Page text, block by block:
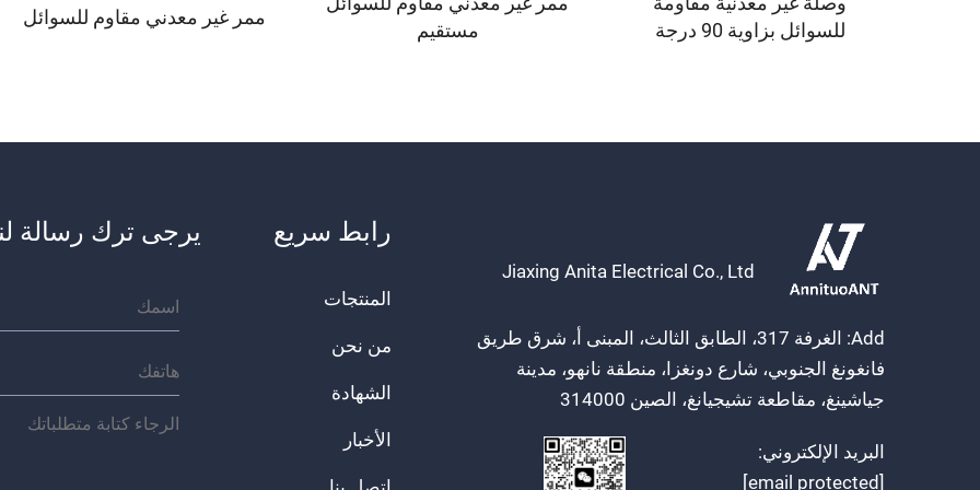
للسوائل بزاوية 90 درجة
مستقيم
ممر غير معدني مقاوم للسوائل
Jiaxing Anita Electrical Co., Ltd
Add: الغرفة 317، الطابق الثالث، المبنى أ، شرق طريق
فانغونغ الجنوبي، شارع دونغزا، منطقة نانهو، مدينة
جياشينغ، مقاطعة تشيجيانغ، الصين 314000
البريد الإلكتروني:
[email protected]
رابط سريع
المنتجات
من نحن
الشهادة
الأخبار
يرجى ترك رسالة